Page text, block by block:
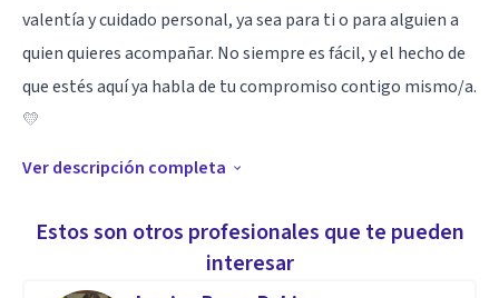
valentía y cuidado personal, ya sea para ti o para alguien a
quien quieres acompañar. No siempre es fácil, y el hecho de
que estés aquí ya habla de tu compromiso contigo mismo/a.
💛
niños, adolescentes y adultos. Trabajo tanto de forma
presencial como online 🧑‍💻🏡
Ver descripción completa
Estos son otros profesionales que te pueden
interesar